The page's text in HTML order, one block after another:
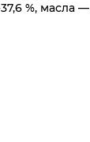
%, масла —